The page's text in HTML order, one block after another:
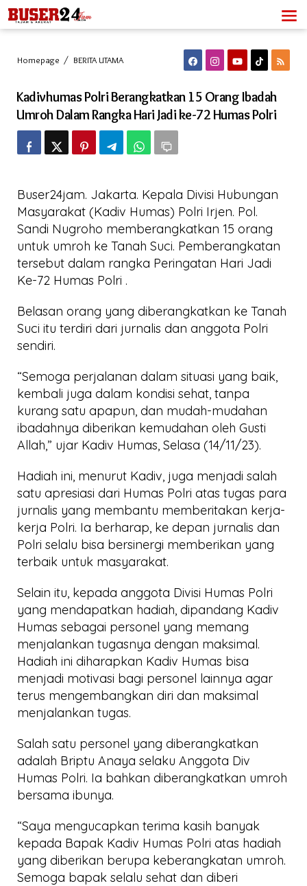
Lewati
ke
konten
Homepage / BERITA UTAMAKadivhumas
15
Orang
Ibadah
Umroh
Dalam
Rangka
ke-
72
Humas
Polri
Kadivhumas Polri Berangkatkan 15 Orang Ibadah
Umroh Dalam Rangka Hari Jadi ke-72 Humas Polri
Buser24jam. Jakarta. Kepala Divisi Hubungan
Masyarakat (Kadiv Humas) Polri Irjen. Pol.
Sandi Nugroho memberangkatkan 15 orang
untuk umroh ke Tanah Suci. Pemberangkatan
tersebut dalam rangka Peringatan Hari Jadi
Ke-72 Humas Polri .
Belasan orang yang diberangkatkan ke Tanah
Suci itu terdiri dari jurnalis dan anggota Polri
sendiri.
“Semoga perjalanan dalam situasi yang baik,
kembali juga dalam kondisi sehat, tanpa
kurang satu apapun, dan mudah-mudahan
ibadahnya diberikan kemudahan oleh Gusti
Allah,” ujar Kadiv Humas, Selasa (14/11/23).
Hadiah ini, menurut Kadiv, juga menjadi salah
satu apresiasi dari Humas Polri atas tugas para
jurnalis yang membantu memberitakan kerja-
kerja Polri. Ia berharap, ke depan jurnalis dan
Polri selalu bisa bersinergi memberikan yang
terbaik untuk masyarakat.
Selain itu, kepada anggota Divisi Humas Polri
yang mendapatkan hadiah, dipandang Kadiv
Humas sebagai personel yang memang
menjalankan tugasnya dengan maksimal.
Hadiah ini diharapkan Kadiv Humas bisa
menjadi motivasi bagi personel lainnya agar
terus mengembangkan diri dan maksimal
menjalankan tugas.
Salah satu personel yang diberangkatkan
adalah Briptu Anaya selaku Anggota Div
Humas Polri. Ia bahkan diberangkatkan umroh
bersama ibunya.
“Saya mengucapkan terima kasih banyak
kepada Bapak Kadiv Humas Polri atas hadiah
yang diberikan berupa keberangkatan umroh.
Semoga bapak selalu sehat dan diberi